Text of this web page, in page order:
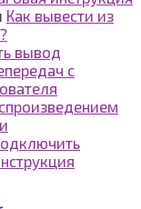
Как вывести из
вывод
с